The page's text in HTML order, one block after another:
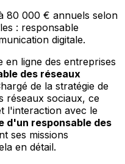
80 000 € annuels selon
: responsable
digitale.
en ligne des entreprises
des réseaux
de la stratégie de
réseaux sociaux, ce
l'interaction avec le
d'un responsable des
ses missions
en détail.